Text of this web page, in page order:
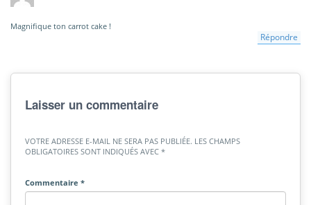
Magnifique ton carrot cake !
Répondre
Laisser un commentaire
VOTRE ADRESSE E-MAIL NE SERA PAS PUBLIÉE. LES CHAMPS
OBLIGATOIRES SONT INDIQUÉS AVEC *
Commentaire *